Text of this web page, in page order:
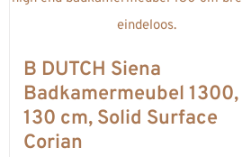
B DUTCH Siena
Badkamermeubel 1300,
130 cm, Solid Surface
Corian